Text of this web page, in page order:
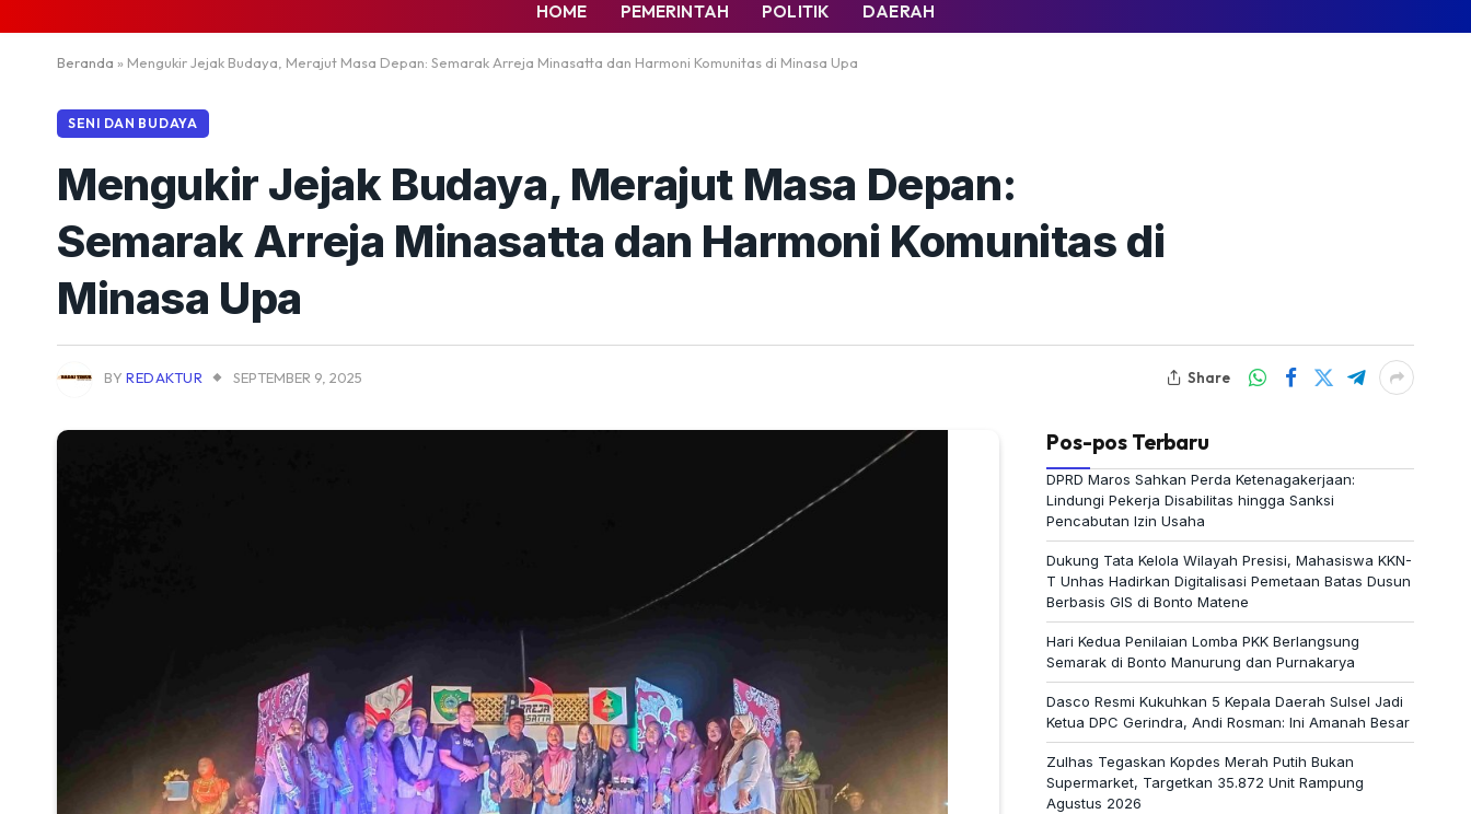
HOME PEMERINTAH POLITIK DAERAH
Beranda » Mengukir Jejak Budaya, Merajut Masa Depan: Semarak Arreja Minasatta dan Harmoni Komunitas di Minasa Upa
SENI DAN BUDAYA
Mengukir Jejak Budaya, Merajut Masa Depan:
Semarak Arreja Minasatta dan Harmoni Komunitas di
Minasa Upa
BY REDAKTUR SEPTEMBER 9, 2025 Share
Pos-pos Terbaru
DPRD Maros Sahkan Perda Ketenagakerjaan:
Lindungi Pekerja Disabilitas hingga Sanksi
Pencabutan Izin Usaha
Dukung Tata Kelola Wilayah Presisi, Mahasiswa KKN-
T Unhas Hadirkan Digitalisasi Pemetaan Batas Dusun
Berbasis GIS di Bonto Matene
Hari Kedua Penilaian Lomba PKK Berlangsung
Semarak di Bonto Manurung dan Purnakarya
Dasco Resmi Kukuhkan 5 Kepala Daerah Sulsel Jadi
Ketua DPC Gerindra, Andi Rosman: Ini Amanah Besar
Zulhas Tegaskan Kopdes Merah Putih Bukan
Supermarket, Targetkan 35.872 Unit Rampung
Agustus 2026